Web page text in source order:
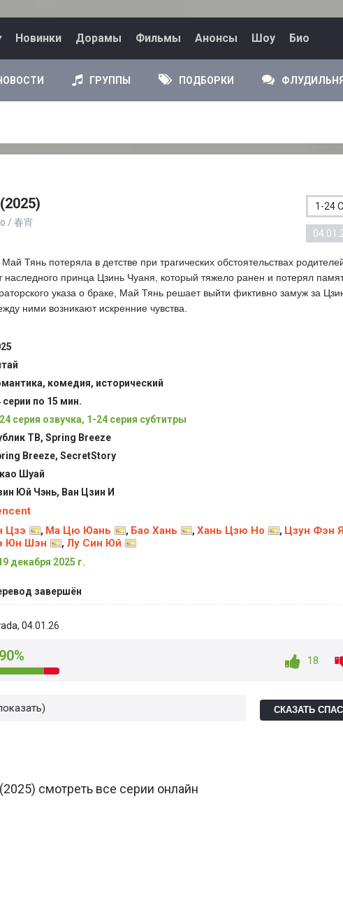
Новинки Дорамы Фильмы Анонсы Шоу Био
ГРУППЫ ПОДБОРКИ ФЛУДИЛЬНЯ
/ 春宵
1-24
Тянь потеряла в детстве при трагических обстоятельствах
наследного принца Цзинь Чуаня, который тяжело ранен и потерял
указа о браке, Май Тянь решает выйти фиктивно замуж за
ними возникают искренние чувства.
комедия, исторический
серии по 15 мин.
серия озвучка, 1-24 серия субтитры
ТВ, Spring Breeze
Breeze, SecretStory
Шуай
Юй Чэнь, Ван Цзин И
Цзэ , Ма Цю Юань , Бао Хань , Хань Цзю Но , Цзун Фэн
Юн Шэн , Лу Син Юй
декабря 2025 г.
завершён
, 04.01.26
90% 18
СКАЗАТЬ
смотреть все серии онлайн